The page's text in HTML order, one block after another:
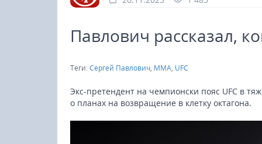
Павлович рассказал,
Теги:Сергей Павлович, MMA, UFC
Экс-претендент на чемпионски пояс UFC в
о планах на возвращение в клетку октагона.